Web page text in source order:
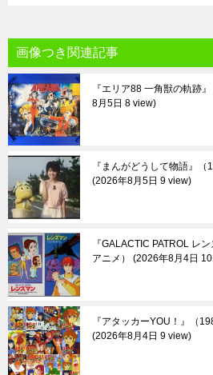
画像つき関連記事
『エリア88 一角獣の軌跡
8月5日 8 view
『まんがどうして物語』（
2026年8月5日 9 view
『GALACTIC PATROL レ
アニメ）
2026年8月4日
『アタッカーYOU！』（
2026年8月4日 9 view